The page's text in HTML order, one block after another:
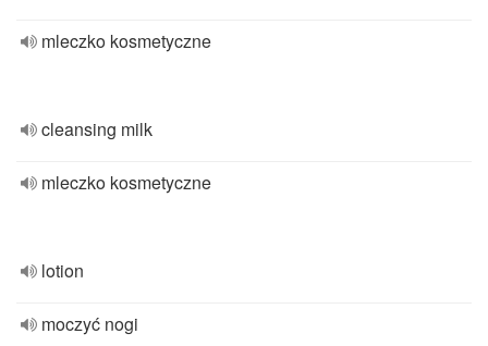
mleczko kosmetyczne
cleansing milk
mleczko kosmetyczne
lotion
moczyć nogi